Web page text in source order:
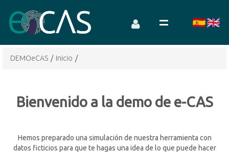
DEMOeCAS / Inicio /
Bienvenido a la demo de e-CAS
Hemos preparado una simulación de nuestra herramienta con
datos ficticios para que te hagas una idea de lo que puede hacer